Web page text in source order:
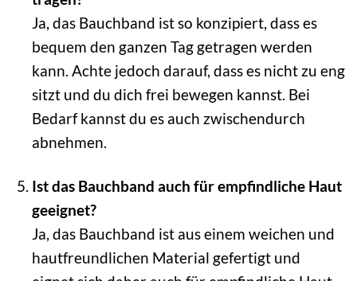
Ja, das Bauchband ist so konzipiert, dass es
bequem den ganzen Tag getragen werden
kann. Achte jedoch darauf, dass es nicht zu eng
sitzt und du dich frei bewegen kannst. Bei
Bedarf kannst du es auch zwischendurch
abnehmen.
Ist das Bauchband auch für empfindliche Haut
geeignet?
Ja, das Bauchband ist aus einem weichen und
hautfreundlichen Material gefertigt und